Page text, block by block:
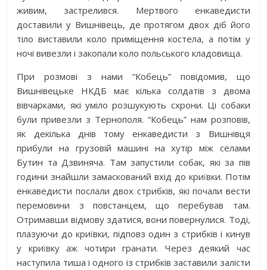
живим, застрелився. Мертвого енкаведисти
доставили у Вишнівець, де протягом двох діб його
тіло виставили коло приміщення костела, а потім у
ночі вивезли і закопали коло польського кладовища.
При розмові з нами “Кобець” повідомив, що
Вишнівецьке НКДБ має кілька солдатів з двома
вівчарками, які уміло розшукують схрони. Ці собаки
були привезли з Тернополя. “Кобець” нам розповів,
як декілька днів тому енкаведисти з Вишнівця
прибули на грузовій машині на хутір між селами
Бутин та Дзвиняча. Там запустили собак, які за пів
години знайшли замаскований вхід до криївки. Потім
енкаведисти послали двох стрибків, які почали вести
перемовини з повстанцем, що перебував там.
Отримавши відмову здатися, вони повернулися. Тоді,
плазуючи до криївки, підповз один з стрибків і кинув
у криївку аж чотири гранати. Через деякий час
наступила тиша і одного із стрибків заставили залісти